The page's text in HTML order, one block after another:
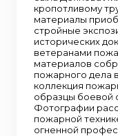
кропотливому
материалы
стройные
исторических
ветеранами
материалов
пожарного дела
коллекция
образцы боевой
Фотографии
пожарной
огненной